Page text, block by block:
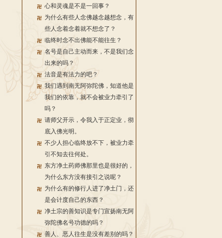
心和灵魂是不是一回事？
为什么有些人念佛越念越想念，有
些人念着念着就不想念了？
临终时念不出佛能不能往生？
名号是自己主动而来，不是我们念
出来的吗？
法音是有法力的吧？
我们遇到南无阿弥陀佛，知道他是
我们的依靠，就不会被业力牵引了
吗？
请师父开示，令我入于正定业，彻
底入佛光明。
不少人担心临终放不下，被业力牵
引不知去往何处。
东方净土药师佛那里也是很好的，
为什么东方没有接引之说呢？
为什么有的修行人进了净土门，还
是会计度自己的东西？
净土宗的善知识是专门宣扬南无阿
弥陀佛名号功德的吗？
善人、恶人往生是没有差别的吗？